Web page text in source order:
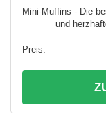
Mini-Muffins - Die
und